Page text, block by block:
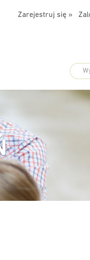
Zarejestruj się »
Livisto -